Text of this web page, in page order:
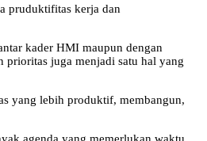
pruduktifitas kerja dan
kader HMI maupun dengan
prioritas juga menjadi satu hal yang
yang lebih produktif, membangun,